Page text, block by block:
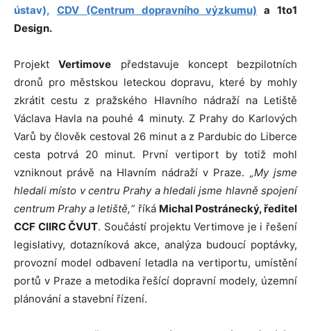
ústav), CDV (Centrum dopravního výzkumu) a 1to1
Design.
ProjektVertimove představuje koncept bezpilotních
dronů pro městskou leteckou dopravu, které by mohly
zkrátit cestu z pražského Hlavního nádraží na Letiště
Václava Havla na pouhé 4 minuty. Z Prahy do Karlových
Varů by člověk cestoval 26 minut a z Pardubic do Liberce
cesta potrvá 20 minut. První vertiport by totiž mohl
vzniknout právě na Hlavním nádraží v Praze. „My jsme
hledali místo v centru Prahy a hledali jsme hlavně spojení
centrum Prahy a letiště,“říká Michal Postránecký, ředitel
CCF CIIRC ČVUT. Součástí projektuVertimove je i řešení
legislativy, dotazníková akce, analýza budoucí poptávky,
provozní model odbavení letadla na vertiportu, umístění
portů v Praze a metodika řešící dopravní modely, územní
plánování a stavební řízení.